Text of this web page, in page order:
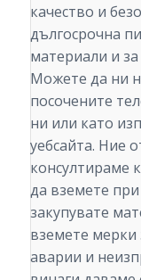
качество и
дългосрочна
материали и
Можете да ни
посочените
ни или като
уебсайта. Ние
консултираме
да вземете
закупувате
вземете
аварии и